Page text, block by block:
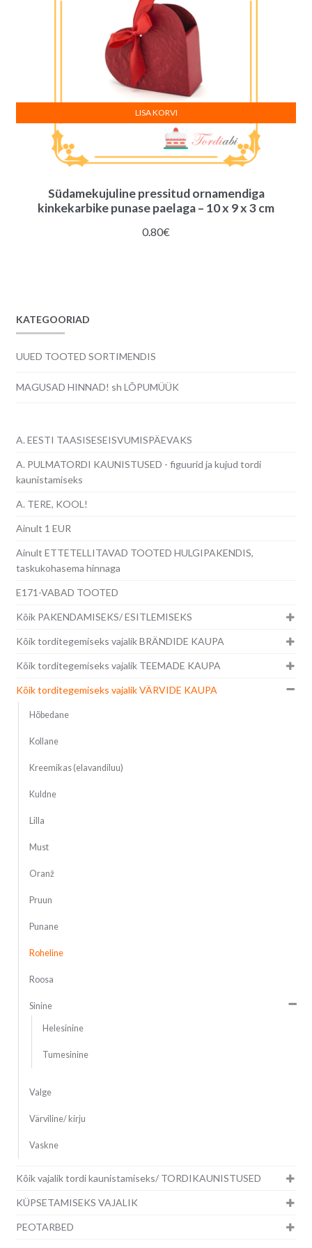
Südamekujuline pressitud ornamendiga
kinkekarbike punase paelaga – 10 x 9 x 3 cm
0.80€
LISA KORVI
KATEGOORIAD
UUED TOOTED SORTIMENDIS
MAGUSAD HINNAD! sh LÕPUMÜÜK
A. EESTI TAASISESEISVUMISPÄEVAKS
A. PULMATORDI KAUNISTUSED - figuurid ja kujud tordi
kaunistamiseks
A. TERE, KOOL!
Ainult 1 EUR
Ainult ETTETELLITAVAD TOOTED HULGIPAKENDIS,
taskukohasema hinnaga
E171-VABAD TOOTED
Kõik PAKENDAMISEKS/ ESITLEMISEKS
Kõik torditegemiseks vajalik BRÄNDIDE KAUPA
Kõik torditegemiseks vajalik TEEMADE KAUPA
Kõik torditegemiseks vajalik VÄRVIDE KAUPA
Hõbedane
Kollane
Kreemikas (elavandiluu)
Kuldne
Lilla
Must
Oranž
Pruun
Punane
Roheline
Roosa
Sinine
Helesinine
Tumesinine
Valge
Värviline/ kirju
Vaskne
Kõik vajalik tordi kaunistamiseks/ TORDIKAUNISTUSED
KÜPSETAMISEKS VAJALIK
PEOTARBED